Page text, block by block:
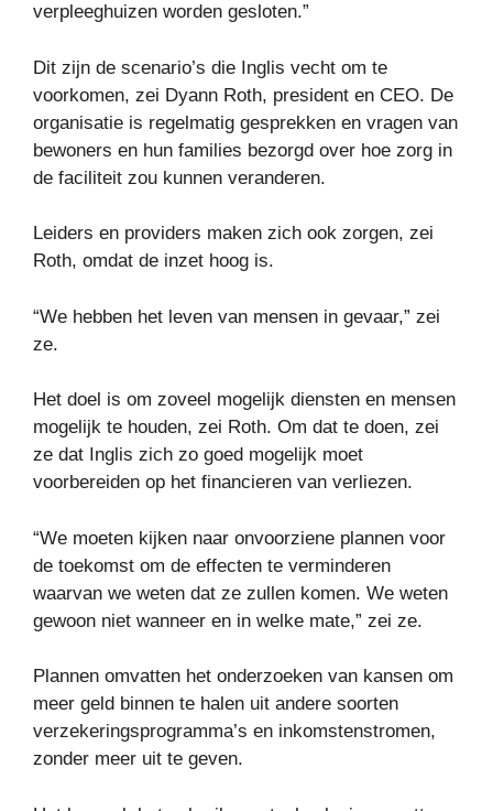
verpleeghuizen worden gesloten.”
Dit zijn de scenario’s die Inglis vecht om te
voorkomen, zei Dyann Roth, president en CEO. De
organisatie is regelmatig gesprekken en vragen van
bewoners en hun families bezorgd over hoe zorg in
de faciliteit zou kunnen veranderen.
Leiders en providers maken zich ook zorgen, zei
Roth, omdat de inzet hoog is.
“We hebben het leven van mensen in gevaar,” zei
ze.
Het doel is om zoveel mogelijk diensten en mensen
mogelijk te houden, zei Roth. Om dat te doen, zei
ze dat Inglis zich zo goed mogelijk moet
voorbereiden op het financieren van verliezen.
“We moeten kijken naar onvoorziene plannen voor
de toekomst om de effecten te verminderen
waarvan we weten dat ze zullen komen. We weten
gewoon niet wanneer en in welke mate,” zei ze.
Plannen omvatten het onderzoeken van kansen om
meer geld binnen te halen uit andere soorten
verzekeringsprogramma’s en inkomstenstromen,
zonder meer uit te geven.